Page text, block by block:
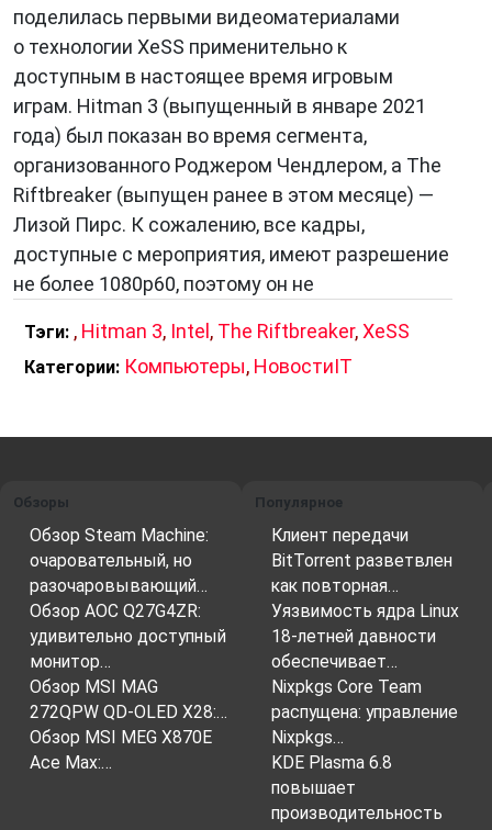
Сравнение с аналогами:
XeSS является аналогом таких технологий,
какNVIDIA DLSS иAMD FSR. Все они
используют машинное обучение для
масштабирования изображения, но имеют
свои особенности.
DLSS — более зрелая технология, которая уже
используется в большом количестве игр. FSR
— более новая разработка, но она имеет
преимущество в виде открытого исходного
кода.
универсальной и производительной
алгоритмов машинного обучения и поддержки
архитектуры Xe.
Будущее XeSS:
XeSS— это новая и перспективная
технология, которая имеет все шансы стать
стандартом в индустрии видеоигр. Она
способна значительно улучшить игровой опыт,
при этом не требуя от пользователей покупки
поделилась первыми видеоматериалами
о технологии XeSS применительно к
доступным в настоящее время игровым
играм. Hitman 3 (выпущенный в январе 2021
года) был показан во время сегмента,
организованного Роджером Чендлером, а The
Riftbreaker (выпущен ранее в этом месяце) —
Лизой Пирс. К сожалению, все кадры,
доступные с мероприятия, имеют разрешение
не более 1080p60, поэтому он не
Тэги: , Hitman 3, Intel , The Riftbreaker,XeSS
Категории: Компьютеры, НовостиIT
Обзоры
Обзор Steam Machine:
очаровательный, но
разочаровывающий…
Обзор AOC Q27G4ZR:
удивительно доступный
монитор…
Обзор MSI MAG
272QPW QD-OLED X28:…
Обзор MSI MEG X870E
Ace Max:…
Популярное
Клиент передачи
BitTorrent разветвлен
как повторная…
Уязвимость ядра Linux
18-летней давности
обеспечивает…
Nixpkgs Core Team
распущена: управление
Nixpkgs…
KDE Plasma 6.8
повышает
производительность